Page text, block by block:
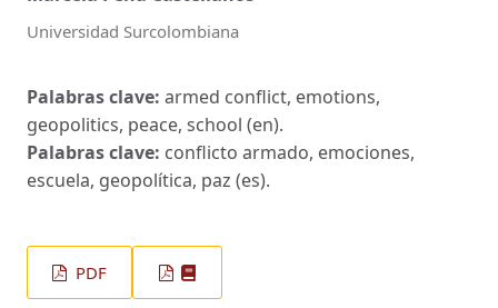
Universidad Surcolombiana
Palabras clave: armed conflict, emotions,
geopolitics, peace, school (en).
Palabras clave: conflicto armado, emociones,
escuela, geopolítica, paz (es).
PDF